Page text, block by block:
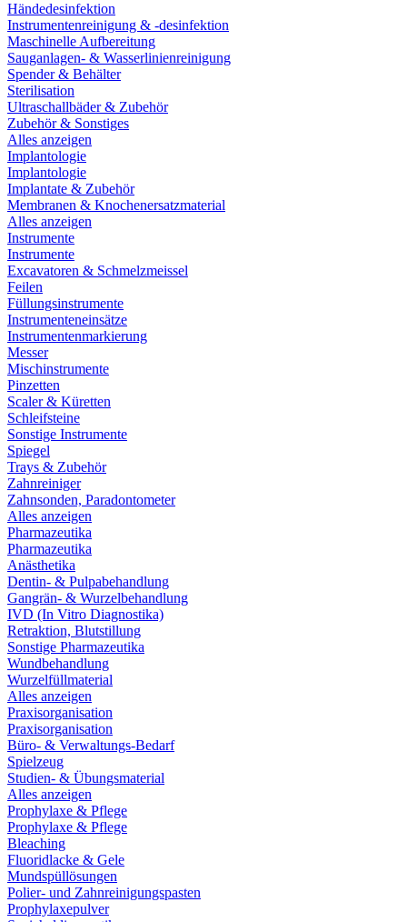
Händedesinfektion
Instrumentenreinigung & -desinfektion
Maschinelle Aufbereitung
Sauganlagen- & Wasserlinienreinigung
Spender & Behälter
Sterilisation
Ultraschallbäder & Zubehör
Zubehör & Sonstiges
Alles anzeigen
Implantologie
Implantologie
Implantate & Zubehör
Membranen & Knochenersatzmaterial
Alles anzeigen
Instrumente
Instrumente
Excavatoren & Schmelzmeissel
Feilen
Füllungsinstrumente
Instrumenteneinsätze
Instrumentenmarkierung
Messer
Mischinstrumente
Pinzetten
Scaler & Küretten
Schleifsteine
Sonstige Instrumente
Spiegel
Trays & Zubehör
Zahnreiniger
Zahnsonden, Paradontometer
Alles anzeigen
Pharmazeutika
Pharmazeutika
Anästhetika
Dentin- & Pulpabehandlung
Gangrän- & Wurzelbehandlung
IVD (In Vitro Diagnostika)
Retraktion, Blutstillung
Sonstige Pharmazeutika
Wundbehandlung
Wurzelfüllmaterial
Alles anzeigen
Praxisorganisation
Praxisorganisation
Büro- & Verwaltungs-Bedarf
Spielzeug
Studien- & Übungsmaterial
Alles anzeigen
Prophylaxe & Pflege
Prophylaxe & Pflege
Bleaching
Fluoridlacke & Gele
Mundspüllösungen
Polier- und Zahnreinigungspasten
Prophylaxepulver